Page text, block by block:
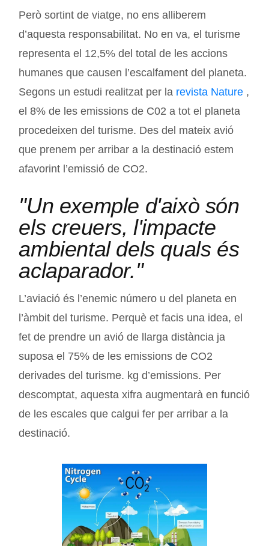
Però sortint de viatge, no ens alliberem
d’aquesta responsabilitat. No en va, el turisme
representa el 12,5% del total de les accions
humanes que causen l’escalfament del planeta.
Segons un estudi realitzat per la revista Nature ,
el 8% de les emissions de C02 a tot el planeta
procedeixen del turisme. Des del mateix avió
que prenem per arribar a la destinació estem
afavorint l’emissió de CO2.
"Un exemple d'això són
els creuers, l'impacte
ambiental dels quals és
aclaparador."
L’aviació és l’enemic número u del planeta en
l’àmbit del turisme. Perquè et facis una idea, el
fet de prendre un avió de llarga distància ja
suposa el 75% de les emissions de CO2
derivades del turisme. kg d’emissions. Per
descomptat, aquesta xifra augmentarà en funció
de les escales que calgui fer per arribar a la
destinació.